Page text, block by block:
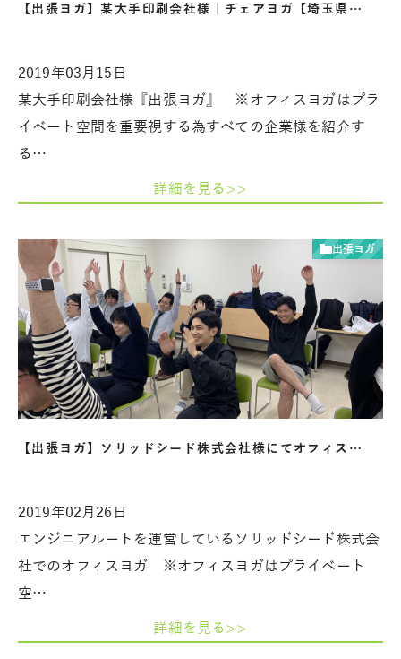
【出張ヨガ】某大手印刷会社様｜チェアヨガ【埼玉県…
2019年03月15日
某大手印刷会社様『出張ヨガ』 ※オフィスヨガはプラ
イベート空間を重要視する為すべての企業様を紹介す
る…
詳細を見る>>
出張ヨガ
【出張ヨガ】ソリッドシード株式会社様にてオフィス…
2019年02月26日
エンジニアルートを運営しているソリッドシード株式会
社でのオフィスヨガ ※オフィスヨガはプライベート
空…
詳細を見る>>